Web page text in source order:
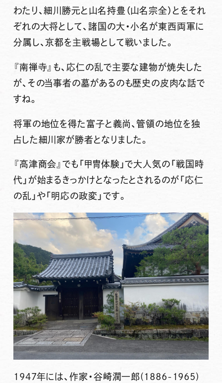
わたり、細川勝元と山名持豊（山名宗全）とをそれ
ぞれの大将として、諸国の大・小名が東西両軍に
分属し、京都を主戦場として戦いました。
『南禅寺』も、応仁の乱で主要な建物が焼失した
が、その当事者の墓があるのも歴史の皮肉な話で
すね。
将軍の地位を得た富子と義尚、管領の地位を独
占した細川家が勝者となりました。
『高津商会』でも「甲冑体験」で大人気の「戦国時
代」が始まるきっかけとなったとされるのが「応仁
の乱」や「明応の政変」です。
1947年には、作家・谷崎潤一郎(1886-1965)